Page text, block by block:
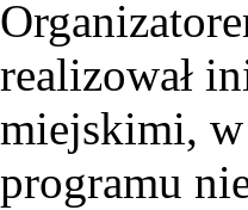
realizował
miejskimi, w
programu